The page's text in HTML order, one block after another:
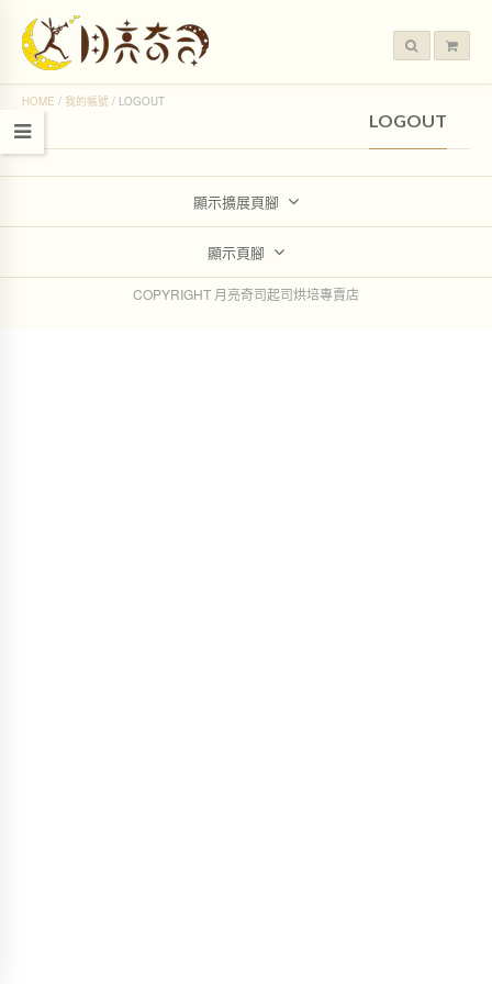
HOME / 我的帳號 / LOGOUT
LOGOUT
顯示擴展頁腳
顯示頁腳
COPYRIGHT 月亮奇司起司烘培專賣店